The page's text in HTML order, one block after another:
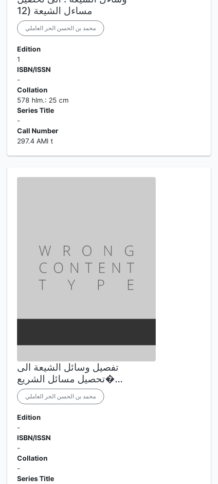
مساءل الشيعة (12
محمد بن الحسن الحر العاملي
Edition
1
ISBN/ISSN
-
Collation
578 hlm.: 25 cm
Series Title
-
Call Number
297.4 AMI t
تفصيل وسائل الشيعة الى
تحصيل مسائل الشريع�…
محمد بن الحسن الحر العاملي
Edition
-
ISBN/ISSN
-
Collation
-
Series Title